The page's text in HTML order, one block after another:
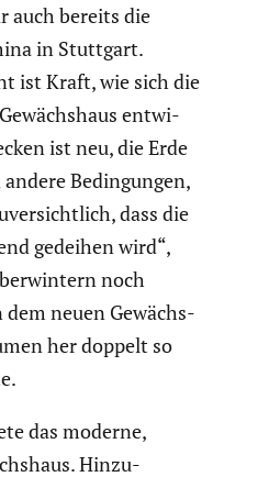
auch bereits die
in Stuttgart.
ist Kraft, wie sich die
entwi­
ist neu, die Erde
Bedin­gungen,
dass die
gedeihen wird“,
noch
neuen Gewächs­
her doppelt so
das moderne,
Hinzu­